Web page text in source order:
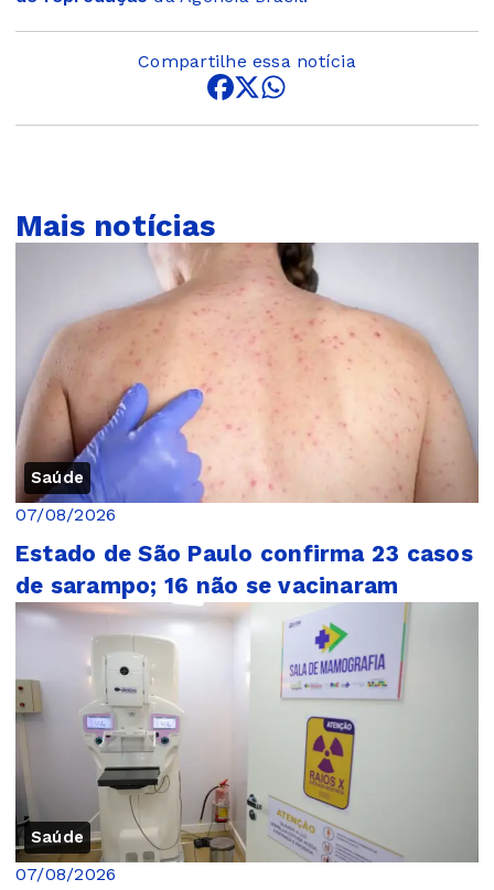
Compartilhe essa notícia
Mais notícias
Saúde
07/08/2026
Estado de São Paulo confirma 23 casos
de sarampo; 16 não se vacinaram
Saúde
07/08/2026